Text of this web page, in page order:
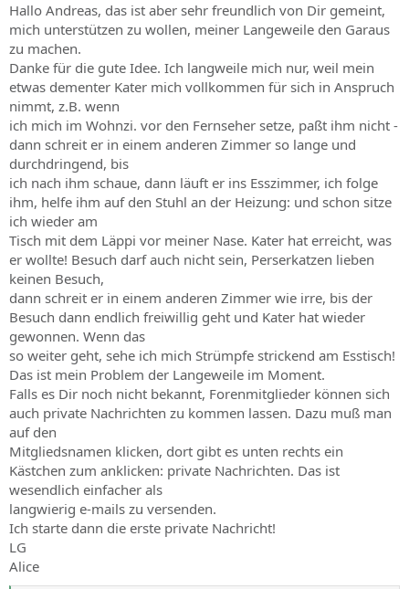
Hallo Andreas, das ist aber sehr freundlich von Dir gemeint,
mich unterstützen zu wollen, meiner Langeweile den Garaus
zu machen.
Danke für die gute Idee. Ich langweile mich nur, weil mein
etwas dementer Kater mich vollkommen für sich in Anspruch
nimmt, z.B. wenn
ich mich im Wohnzi. vor den Fernseher setze, paßt ihm nicht -
dann schreit er in einem anderen Zimmer so lange und
durchdringend, bis
ich nach ihm schaue, dann läuft er ins Esszimmer, ich folge
ihm, helfe ihm auf den Stuhl an der Heizung: und schon sitze
ich wieder am
Tisch mit dem Läppi vor meiner Nase. Kater hat erreicht, was
er wollte! Besuch darf auch nicht sein, Perserkatzen lieben
keinen Besuch,
dann schreit er in einem anderen Zimmer wie irre, bis der
Besuch dann endlich freiwillig geht und Kater hat wieder
gewonnen. Wenn das
so weiter geht, sehe ich mich Strümpfe strickend am Esstisch!
Das ist mein Problem der Langeweile im Moment.
Falls es Dir noch nicht bekannt, Forenmitglieder können sich
auch private Nachrichten zu kommen lassen. Dazu muß man
auf den
Mitgliedsnamen klicken, dort gibt es unten rechts ein
Kästchen zum anklicken: private Nachrichten. Das ist
wesendlich einfacher als
langwierig e-mails zu versenden.
Ich starte dann die erste private Nachricht!
LG
Alice